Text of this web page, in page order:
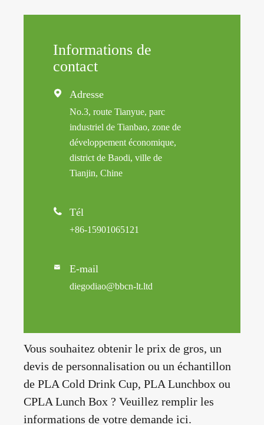
Informations de
contact
 Adresse
No.3, route Tianyue, parc
industriel de Tianbao, zone de
développement économique,
district de Baodi, ville de
Tianjin, Chine
 Tél
+86-15901065121
 E-mail
diegodiao@bbcn-lt.ltd
Vous souhaitez obtenir le prix de gros, un
devis de personnalisation ou un échantillon
de PLA Cold Drink Cup, PLA Lunchbox ou
CPLA Lunch Box ? Veuillez remplir les
informations de votre demande ici.